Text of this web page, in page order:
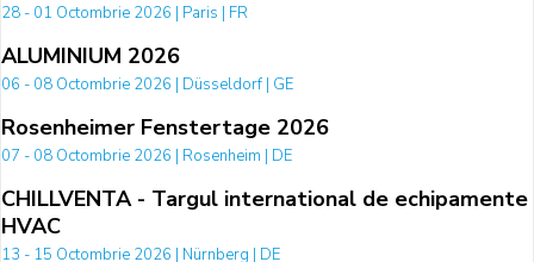
28 - 01 Octombrie 2026 | Paris | FR
ALUMINIUM 2026
06 - 08 Octombrie 2026 | Düsseldorf | GE
Rosenheimer Fenstertage 2026
07 - 08 Octombrie 2026 | Rosenheim | DE
CHILLVENTA - Targul international de echipamente
HVAC
13 - 15 Octombrie 2026 | Nürnberg | DE